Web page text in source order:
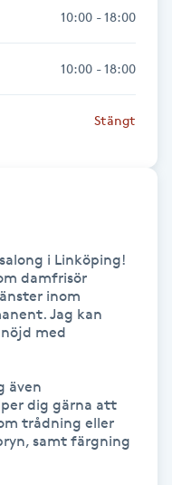
10:00 - 18:00
10:00 - 18:00
Stängt
i Linköping!
damfrisör
inom
Jag kan
med
även
dig gärna att
trådning eller
samt färgning